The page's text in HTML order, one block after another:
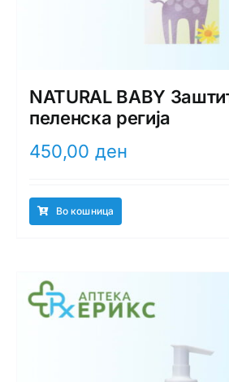
NATURAL BABY
пеленска регија
450,00 ден
Во кошница